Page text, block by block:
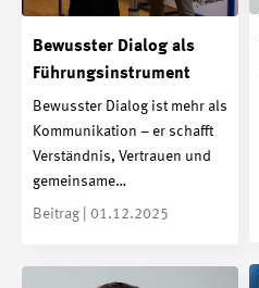
Bewusster Dialog als
Führungsinstrument
Bewusster Dialog ist mehr als
Kommunikation – er schafft
Verständnis, Vertrauen und
gemeinsame…
Beitrag | 01.12.2025